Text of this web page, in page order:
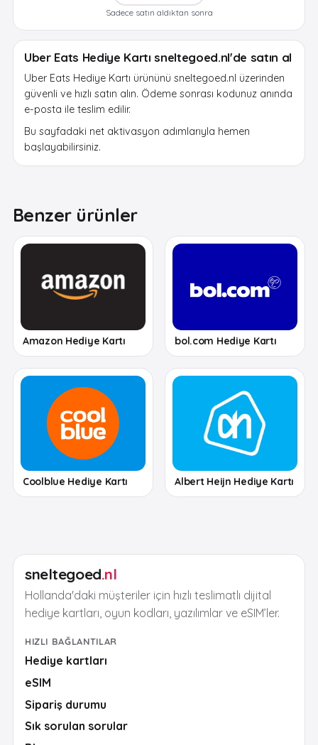
Sadece satın aldıktan sonra
Uber Eats Hediye Kartı sneltegoed.nl'de satın al
Uber Eats Hediye Kartı ürününü sneltegoed.nl üzerinden
güvenli ve hızlı satın alın. Ödeme sonrası kodunuz anında
e-posta ile teslim edilir.
Bu sayfadaki net aktivasyon adımlarıyla hemen
başlayabilirsiniz.
Benzer ürünler
Amazon Hediye Kartı bol.com Hediye Kartı
Coolblue Hediye Kartı Albert Heijn Hediye Kartı
sneltegoed.nl
Hollanda'daki müşteriler için hızlı teslimatlı dijital
hediye kartları, oyun kodları, yazılımlar ve eSIM’ler.
HIZLI BAĞLANTILAR
Hediye kartları
eSIM
Sipariş durumu
Sık sorulan sorular